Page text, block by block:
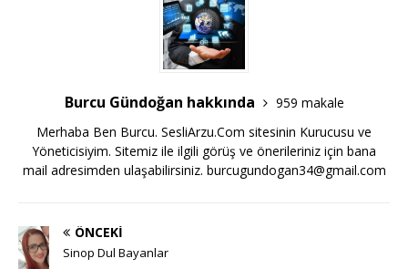
Burcu Gündoğan hakkında
959 makale
Merhaba Ben Burcu. SesliArzu.Com sitesinin Kurucusu ve
Yöneticisiyim. Sitemiz ile ilgili görüş ve önerileriniz için bana
mail adresimden ulaşabilirsiniz. burcugundogan34@gmail.com
ÖNCEKI
Sinop Dul Bayanlar